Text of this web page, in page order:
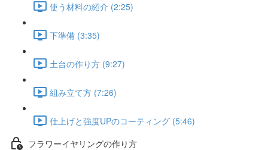
使う材料の紹介 (2:25)
下準備 (3:35)
土台の作り方 (9:27)
組み立て方 (7:26)
仕上げと強度UPのコーティング (5:46)
フラワーイヤリングの作り方